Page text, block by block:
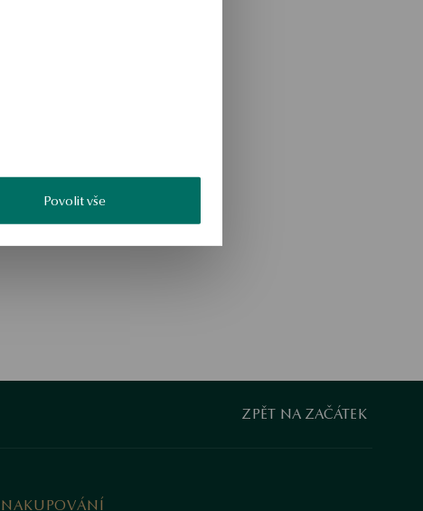
Povolit vše
ZPĚT NA ZAČÁTEK
NAKUPOVÁNÍ